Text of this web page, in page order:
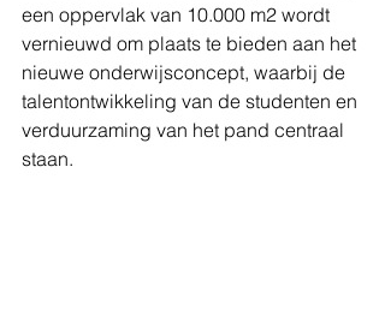
een oppervlak van 10.000 m2 wordt
vernieuwd om plaats te bieden aan het
nieuwe onderwijsconcept, waarbij de
talentontwikkeling van de studenten en
verduurzaming van het pand centraal
staan.